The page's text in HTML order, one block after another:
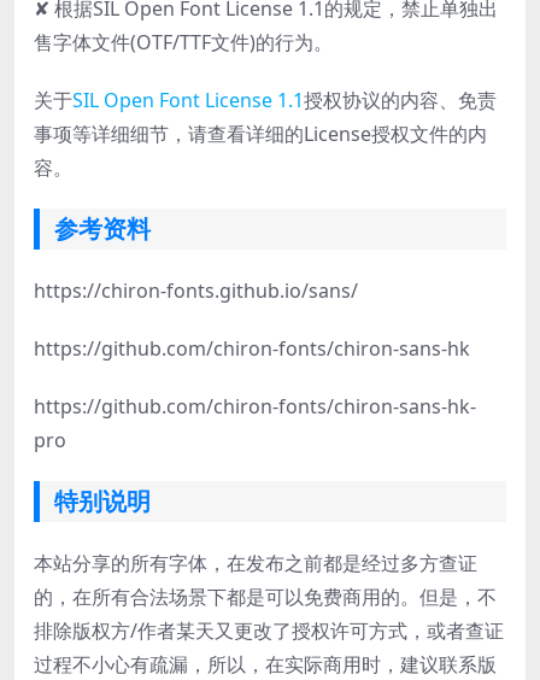
✘ 根据SIL Open Font License 1.1的规定，禁止单独出
售字体文件(OTF/TTF文件)的行为。
关于SIL Open Font License 1.1授权协议的内容、免责
事项等详细细节，请查看详细的License授权文件的内
容。
参考资料
https://chiron-fonts.github.io/sans/
https://github.com/chiron-fonts/chiron-sans-hk
https://github.com/chiron-fonts/chiron-sans-hk-
pro
特别说明
本站分享的所有字体，在发布之前都是经过多方查证
的，在所有合法场景下都是可以免费商用的。但是，不
排除版权方/作者某天又更改了授权许可方式，或者查证
过程不小心有疏漏，所以，在实际商用时，建议联系版